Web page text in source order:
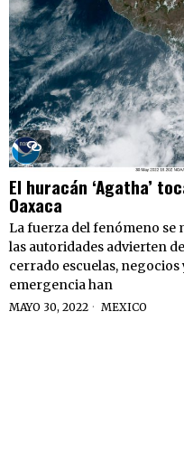
El huracán ‘Agatha’
Oaxaca
La fuerza del fenómeno se
las autoridades advierten
cerrado escuelas, negocios
emergencia han
MAYO 30, 2022 MEXICO